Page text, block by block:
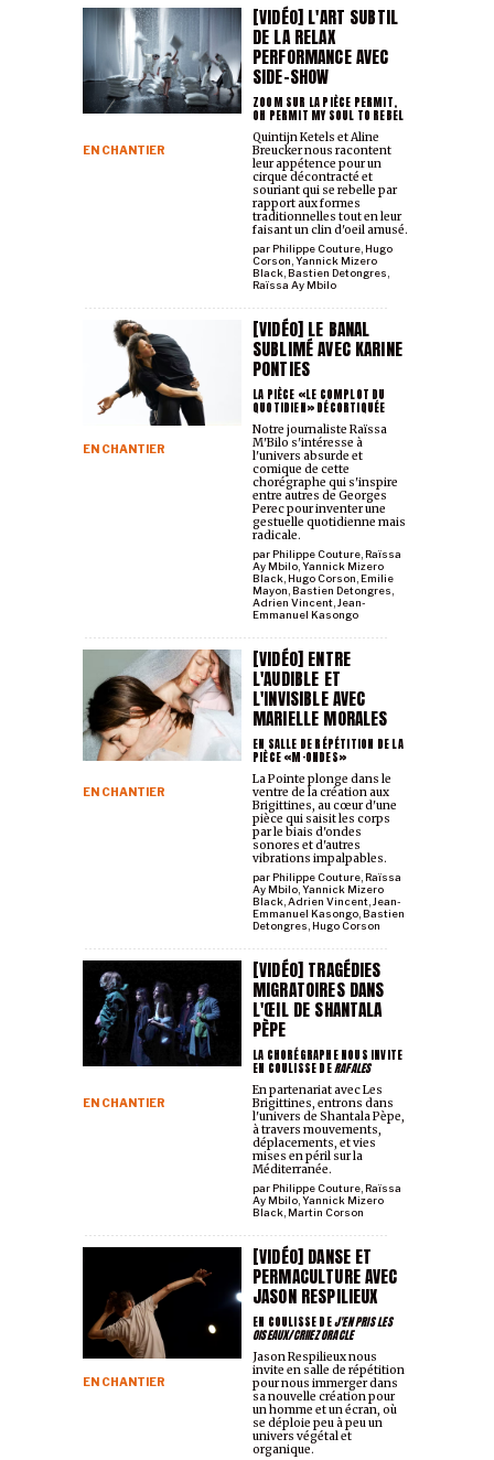
[VIDÉO] L'ART SUBTIL
DE LA RELAX
PERFORMANCE AVEC
SIDE-SHOW
ZOOM SUR LA PIÈCE PERMIT,
OH PERMIT MY SOUL TO REBEL
EN CHANTIER
parPhilippe Couture Hugo
Corson Yannick Mizero
Black Bastien Detongres
Raïssa Ay Mbilo
Quintijn Ketels et Aline
Breucker nous racontent
leur appétence pour un
cirque décontracté et
souriant qui se rebelle par
rapport aux formes
traditionnelles tout en leur
faisant un clin d'oeil amusé.
[VIDÉO] LE BANAL
SUBLIMÉ AVEC KARINE
PONTIES
LA PIÈCE «LE COMPLOT DU
QUOTIDIEN» DÉCORTIQUÉE
EN CHANTIER
parPhilippe Couture Raïssa
Ay Mbilo Yannick Mizero
Black Hugo Corson Emilie
Mayon Bastien Detongres
Adrien Vincent Jean-
Emmanuel Kasongo
Notre journaliste Raïssa
M'Bilo s'intéresse à
l'univers absurde et
comique de cette
chorégraphe qui s'inspire
entre autres de Georges
Perec pour inventer une
gestuelle quotidienne mais
radicale.
[VIDÉO] ENTRE
L'AUDIBLE ET
L'INVISIBLE AVEC
MARIELLE MORALES
EN SALLE DE RÉPÉTITION DE LA
PIÈCE «M·ONDES»
EN CHANTIER
parPhilippe Couture Raïssa
Ay Mbilo Yannick Mizero
Black Adrien Vincent Jean-
Emmanuel Kasongo Bastien
Detongres Hugo Corson
La Pointe plonge dans le
ventre de la création aux
Brigittines, au cœur d'une
pièce qui saisit les corps
par le biais d'ondes
sonores et d'autres
vibrations impalpables.
[VIDÉO] TRAGÉDIES
MIGRATOIRES DANS
L'ŒIL DE SHANTALA
PÈPE
LA CHORÉGRAPHE NOUS INVITE
EN COULISSE DERAFALES
EN CHANTIER
parPhilippe Couture Raïssa
Ay Mbilo Yannick Mizero
Black Martin Corson
En partenariat avec Les
Brigittines, entrons dans
l'univers de Shantala Pèpe,
à travers mouvements,
déplacements, et vies
mises en péril sur la
Méditerranée.
[VIDÉO] DANSE ET
PERMACULTURE AVEC
JASON RESPILIEUX
EN COULISSE DEJ'EN PRIS LES
OISEAUX/CRIIEZ ORACLE
EN CHANTIER
Jason Respilieux nous
invite en salle de répétition
pour nous immerger dans
sa nouvelle création pour
un homme et un écran, où
se déploie peu à peu un
univers végétal et
organique.